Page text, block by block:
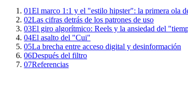
01El marco 1:1 y el "estilo hipster": la primera ola
02Las cifras detrás de los patrones de uso
03El giro algorítmico: Reels y la ansiedad del
04El asalto del "Cui"
05La brecha entre acceso digital y desinformación
06Después del filtro
07Referencias